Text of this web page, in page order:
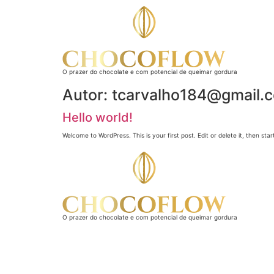
O prazer do chocolate e com potencial de queimar gordura
Autor:
Hello world!
Welcome to WordPress. This is your first post. Edit or delete it, then
O prazer do chocolate e com potencial de queimar gordura